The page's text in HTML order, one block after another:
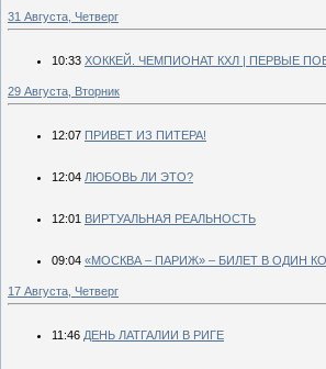
31 Августа, Четверг
10:33 ХОККЕЙ. ЧЕМПИОНАТ КХЛ | ПЕРВЫЕ
29 Августа, Вторник
12:07 ПРИВЕТ ИЗ ПИТЕРА!
12:04 ЛЮБОВЬ ЛИ ЭТО?
12:01 ВИРТУАЛЬНАЯ РЕАЛЬНОСТЬ
09:04 «МОСКВА – ПАРИЖ» – БИЛЕТ В ОДИН
17 Августа, Четверг
11:46 ДЕНЬ ЛАТГАЛИИ В РИГЕ